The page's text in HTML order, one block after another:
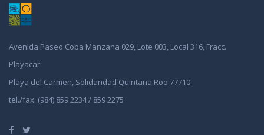
Avenida Paseo Coba Manzana 029, Lote 003, Local 316, Fracc.
Playacar
Playa del Carmen, Solidaridad Quintana Roo 77710
tel./fax. (984) 859 2234 / 859 2275